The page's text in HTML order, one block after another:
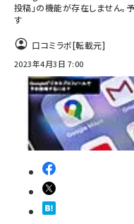
投稿」の機能が存在しません。
す
口コミラボ[転載元]
2023年4月3日 7:00